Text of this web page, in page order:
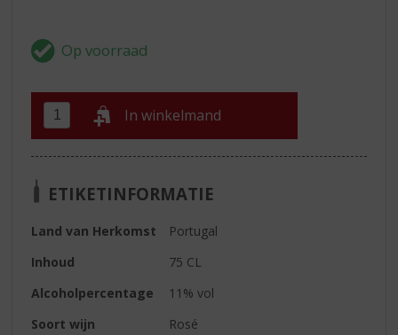
In winkelmand
ETIKETINFORMATIE
Land van Herkomst
Portugal
Inhoud
75 CL
Alcoholpercentage
11% vol
Soort wijn
Rosé